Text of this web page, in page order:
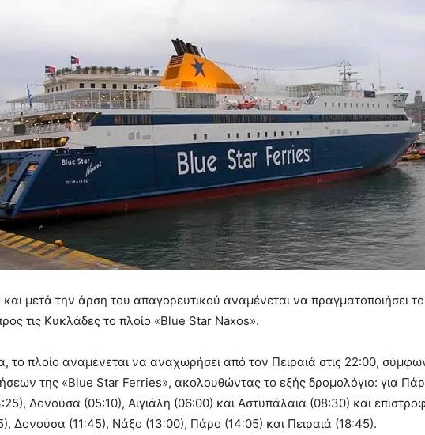
μετά την άρση του απαγορευτικού αναμένεται να πραγματοποιήσει το
τις Κυκλάδες το πλοίο «Blue Star Naxos».
το πλοίο αναμένεται να αναχωρήσει από τον Πειραιά στις 22:00,
της «Blue Star Ferries», ακολουθώντας το εξής δρομολόγιο: για
Δονούσα (05:10), Αιγιάλη (06:00) και Αστυπάλαια (08:30) και
Δονούσα (11:45), Νάξο (13:00), Πάρο (14:05) και Πειραιά (18:45).